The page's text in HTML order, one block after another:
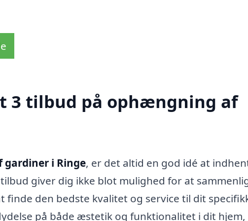
3 tilbud på ophængning af
i Ringe, er det altid en god idé at
giver dig ikke blot mulighed for at
finde den bedste kvalitet og service til dit
på både æstetik og funktionalitet i dit hjem,